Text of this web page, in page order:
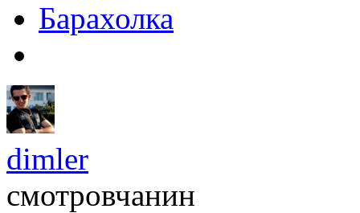
Барахолка
dimler
смотровчанин